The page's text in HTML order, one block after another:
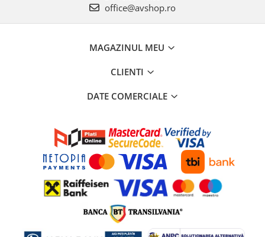
office@avshop.ro
MAGAZINUL MEU
CLIENTI
DATE COMERCIALE